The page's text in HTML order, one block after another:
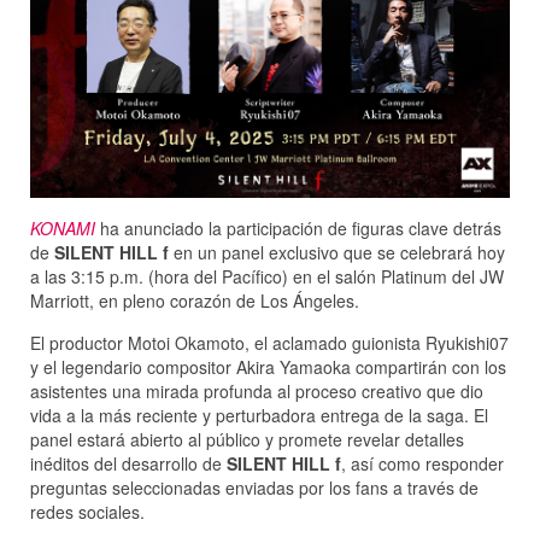
KONAMI ha anunciado la participación de figuras clave detrás
de SILENT HILL f en un panel exclusivo que se celebrará hoy
a las 3:15 p.m. (hora del Pacífico) en el salón Platinum del JW
Marriott, en pleno corazón de Los Ángeles.
El productor Motoi Okamoto, el aclamado guionista Ryukishi07
y el legendario compositor Akira Yamaoka compartirán con los
asistentes una mirada profunda al proceso creativo que dio
vida a la más reciente y perturbadora entrega de la saga. El
panel estará abierto al público y promete revelar detalles
inéditos del desarrollo de SILENT HILL f, así como responder
preguntas seleccionadas enviadas por los fans a través de
redes sociales.